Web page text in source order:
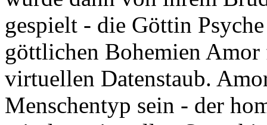
gespielt - die Göttin
göttlichen Bohemien
virtuellen Datenstaub.
Menschentyp sein - der